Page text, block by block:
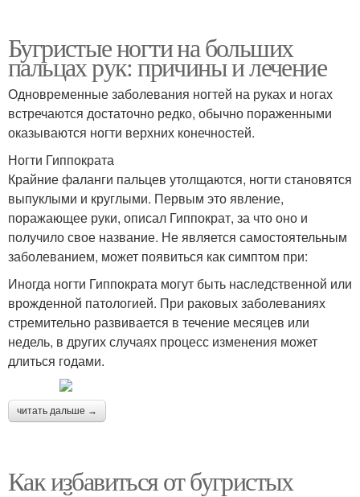
Бугристые ногти на больших
пальцах рук: причины и лечение
Одновременные заболевания ногтей на руках и ногах
встречаются достаточно редко, обычно пораженными
оказываются ногти верхних конечностей.
Ногти Гиппократа
Крайние фаланги пальцев утолщаются, ногти становятся
выпуклыми и круглыми. Первым это явление,
поражающее руки, описал Гиппократ, за что оно и
получило свое название. Не является самостоятельным
заболеванием, может появиться как симптом при:
Иногда ногти Гиппократа могут быть наследственной или
врожденной патологией. При раковых заболеваниях
стремительно развивается в течение месяцев или
недель, в других случаях процесс изменения может
длиться годами.
читать дальше →
Как избавиться от бугристых